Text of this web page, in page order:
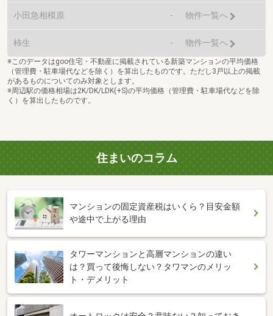
小田急相模原 - 物件一覧へ
柿生 - 物件一覧へ
※このデータはgoo住宅・不動産に掲載されている新築マンションの平均価格
（管理費・駐車場代などを除く）を算出したものです。ただし3戸以上の掲載
があるものについてのみ対象とします。
※周辺駅の価格相場は2K/DK/LDK(+S)の平均価格（管理費・駐車場代などを除
く）を算出したものです。
住まいのコラム
マンションの固定資産税はいくら？目安金額
や途中で上がる理由
タワーマンションと高層マンションの違い
は？買って後悔しない？タワマンのメリッ
ト・デメリット